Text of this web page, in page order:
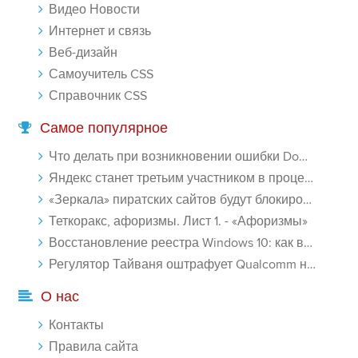
Видео Новости
Интернет и связь
Веб-дизайн
Самоучитель CSS
Справочник CSS
Самое популярное
Что делать при возникновении ошибки Download interrupted в Chrome - «Windows»
Яндекс станет третьим участником в процессе ФАС против Google - «Интернет»
«Зеркала» пиратских сайтов будут блокироваться! - «Интернет»
Теткоракс, афоризмы. Лист 1. - «Афоризмы»
Восстановление реестра Windows 10: как восстановить реестр Виндовс 10 - «Windows»
Регулятор Тайваня оштрафует Qualcomm на $774 млн - «Новости сети»
О нас
Контакты
Правила сайта